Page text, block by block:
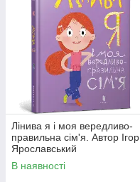
Лінива я і моя вередливо-
правильна сім'я. Автор Ігор
Ярославський
В наявності